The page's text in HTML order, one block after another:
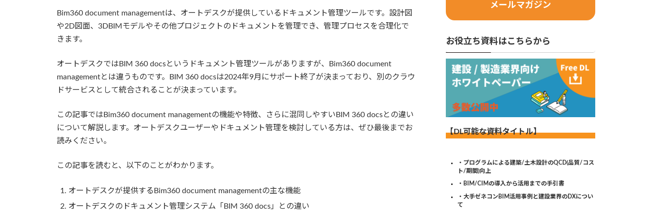
Bim360 document managementは、オートデスクが提供しているドキュメント管理ツールです。設計図
や2D図面、3DBIMモデルやその他プロジェクトのドキュメントを管理でき、管理プロセスを合理化で
きます。
オートデスクではBIM 360 docsというドキュメント管理ツールがありますが、Bim360 document
managementとは違うものです。BIM 360 docsは2024年9月にサポート終了が決まっており、別のクラウ
ドサービスとして統合されることが決まっています。
この記事ではBim360 document managementの機能や特徴、さらに混同しやすいBIM 360 docsとの違い
について解説します。オートデスクユーザーやドキュメント管理を検討している方は、ぜひ最後までお
読みください。
この記事を読むと、以下のことがわかります。
オートデスクが提供するBim360 document managementの主な機能
オートデスクのドキュメント管理システム「BIM 360 docs」との違い
メールマガジン
お役立ち資料はこちらから
【DL可能な資料タイトル】
・プログラムによる建築/土木設計のQCD(品質/コス
ト/期間)向上
・BIM/CIMの導入から活用までの手引書
・大手ゼネコンBIM活用事例と建設業界のDXについ
て